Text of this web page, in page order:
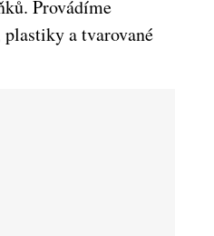
NÁHROBNÍ SKLO
Provádíme
plastiky a tvarované